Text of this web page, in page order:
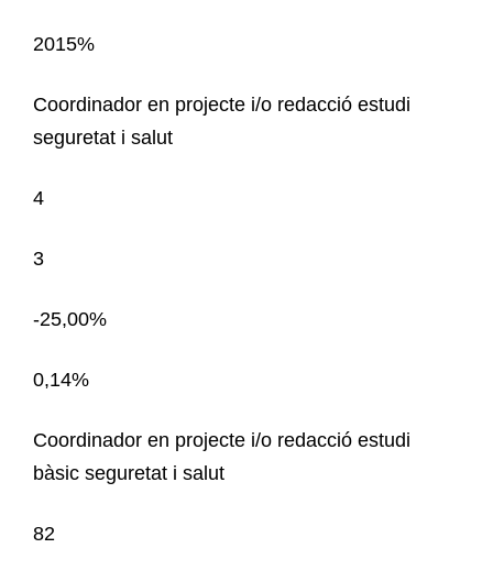
2015%
Coordinador en projecte i/o redacció estudi
seguretat i salut
4
3
-25,00%
0,14%
Coordinador en projecte i/o redacció estudi
bàsic seguretat i salut
82